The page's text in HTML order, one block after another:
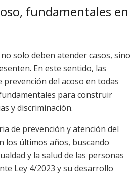
fundamentales en
solo deben atender casos, sino
En este sentido, las
del acoso en todas
para construir
y discriminación.
de prevención y atención del
los últimos años, buscando
y la salud de las personas
Ley 4/2023 y su desarrollo